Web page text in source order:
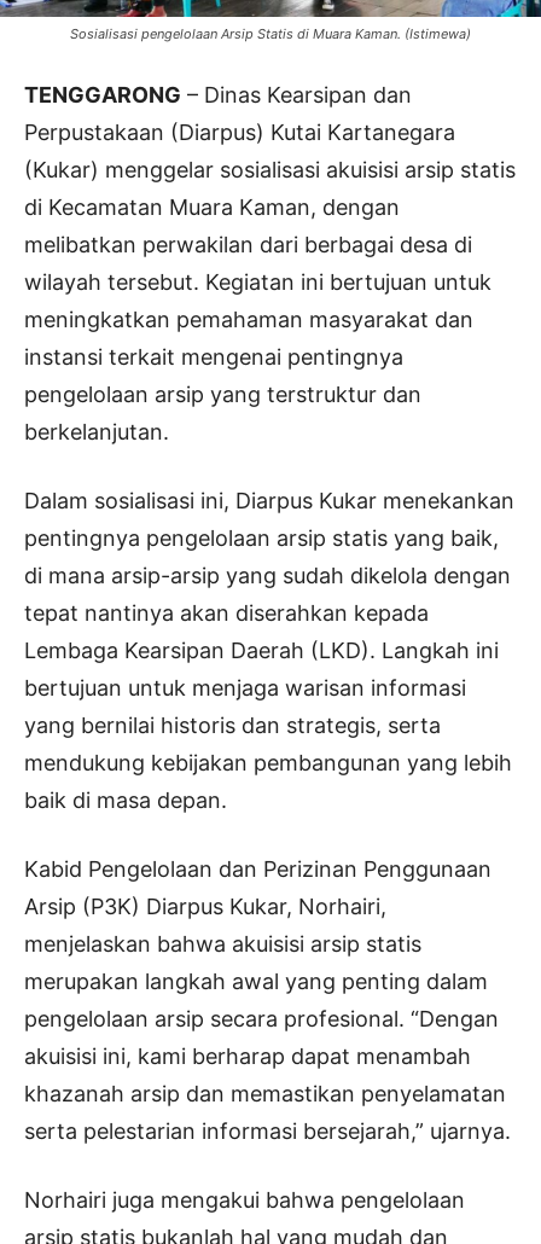
Sosialisasi pengelolaan Arsip Statis di Muara Kaman. (Istimewa)
TENGGARONG – Dinas Kearsipan dan
Perpustakaan (Diarpus) Kutai Kartanegara
(Kukar) menggelar sosialisasi akuisisi arsip statis
di Kecamatan Muara Kaman, dengan
melibatkan perwakilan dari berbagai desa di
wilayah tersebut. Kegiatan ini bertujuan untuk
meningkatkan pemahaman masyarakat dan
instansi terkait mengenai pentingnya
pengelolaan arsip yang terstruktur dan
berkelanjutan.
Dalam sosialisasi ini, Diarpus Kukar menekankan
pentingnya pengelolaan arsip statis yang baik,
di mana arsip-arsip yang sudah dikelola dengan
tepat nantinya akan diserahkan kepada
Lembaga Kearsipan Daerah (LKD). Langkah ini
bertujuan untuk menjaga warisan informasi
yang bernilai historis dan strategis, serta
mendukung kebijakan pembangunan yang lebih
baik di masa depan.
Kabid Pengelolaan dan Perizinan Penggunaan
Arsip (P3K) Diarpus Kukar, Norhairi,
menjelaskan bahwa akuisisi arsip statis
merupakan langkah awal yang penting dalam
pengelolaan arsip secara profesional. “Dengan
akuisisi ini, kami berharap dapat menambah
khazanah arsip dan memastikan penyelamatan
serta pelestarian informasi bersejarah,” ujarnya.
Norhairi juga mengakui bahwa pengelolaan
arsip statis bukanlah hal yang mudah dan